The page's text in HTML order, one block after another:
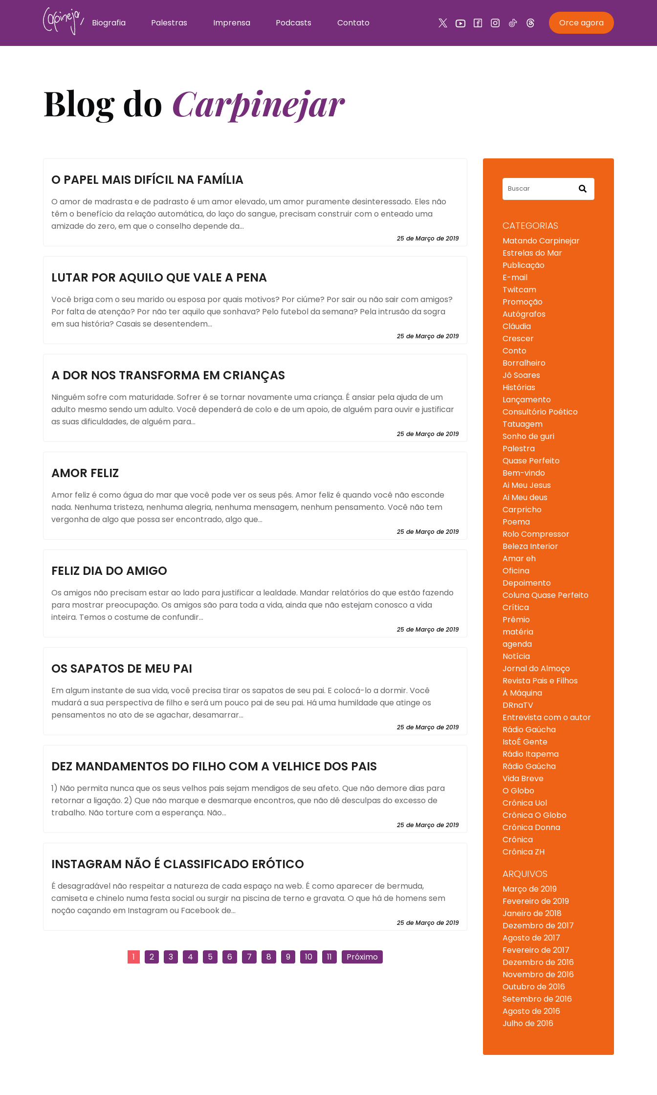
Biografia Palestras Imprensa Podcasts Contato Orce agora
Blog do Carpinejar
O PAPEL MAIS DIFÍCIL NA FAMÍLIA
O amor de madrasta e de padrasto é um amor elevado, um amor puramente desinteressado. Eles não
têm o benefício da relação automática, do laço do sangue, precisam construir com o enteado uma
amizade do zero, em que o conselho depende da...
25 de Março de 2019
LUTAR POR AQUILO QUE VALE A PENA
Você briga com o seu marido ou esposa por quais motivos? Por ciúme? Por sair ou não sair com amigos?
Por falta de atenção? Por não ter aquilo que sonhava? Pelo futebol da semana? Pela intrusão da sogra
em sua história? Casais se desentendem...
25 de Março de 2019
A DOR NOS TRANSFORMA EM CRIANÇAS
Ninguém sofre com maturidade. Sofrer é se tornar novamente uma criança. É ansiar pela ajuda de um
adulto mesmo sendo um adulto. Você dependerá de colo e de um apoio, de alguém para ouvir e justificar
as suas dificuldades, de alguém para...
25 de Março de 2019
AMOR FELIZ
Amor feliz é como água do mar que você pode ver os seus pés. Amor feliz é quando você não esconde
nada. Nenhuma tristeza, nenhuma alegria, nenhuma mensagem, nenhum pensamento. Você não tem
vergonha de algo que possa ser encontrado, algo que...
25 de Março de 2019
FELIZ DIA DO AMIGO
Os amigos não precisam estar ao lado para justificar a lealdade. Mandar relatórios do que estão fazendo
para mostrar preocupação. Os amigos são para toda a vida, ainda que não estejam conosco a vida
inteira. Temos o costume de confundir...
25 de Março de 2019
OS SAPATOS DE MEU PAI
Em algum instante de sua vida, você precisa tirar os sapatos de seu pai. E colocá-lo a dormir. Você
mudará a sua perspectiva de filho e será um pouco pai de seu pai. Há uma humildade que atinge os
pensamentos no ato de se agachar, desamarrar...
25 de Março de 2019
DEZ MANDAMENTOS DO FILHO COM A VELHICE DOS PAIS
1) Não permita nunca que os seus velhos pais sejam mendigos de seu afeto. Que não demore dias para
retornar a ligação. 2) Que não marque e desmarque encontros, que não dê desculpas do excesso de
trabalho. Não torture com a esperança. Não...
25 de Março de 2019
INSTAGRAM NÃO É CLASSIFICADO ERÓTICO
É desagradável não respeitar a natureza de cada espaço na web. É como aparecer de bermuda,
camiseta e chinelo numa festa social ou surgir na piscina de terno e gravata. O que há de homens sem
noção caçando em Instagram ou Facebook de...
25 de Março de 2019
1 2 3 4 5 6 7 8 9 10 11 Próximo
CATEGORIAS
Matando Carpinejar
Estrelas do Mar
Publicação
E-mail
Twitcam
Promoção
Autógrafos
Cláudia
Crescer
Conto
Borralheiro
Jô Soares
Histórias
Lançamento
Consultório Poético
Tatuagem
Sonho de guri
Palestra
Quase Perfeito
Bem-vindo
Ai Meu Jesus
Ai Meu deus
Carpricho
Poema
Rolo Compressor
Beleza Interior
Amar eh
Oficina
Depoimento
Coluna Quase Perfeito
Crítica
Prêmio
matéria
agenda
Notícia
Jornal do Almoço
Revista Pais e Filhos
A Máquina
DRnaTV
Entrevista com o autor
Rádio Gaúcha
IstoÉ Gente
Rádio Itapema
Rádio Gaúcha
Vida Breve
O Globo
Crônica Uol
Crônica O Globo
Crônica Donna
Crônica
Crônica ZH
ARQUIVOS
Março de 2019
Fevereiro de 2019
Janeiro de 2018
Dezembro de 2017
Agosto de 2017
Fevereiro de 2017
Dezembro de 2016
Novembro de 2016
Outubro de 2016
Setembro de 2016
Agosto de 2016
Julho de 2016